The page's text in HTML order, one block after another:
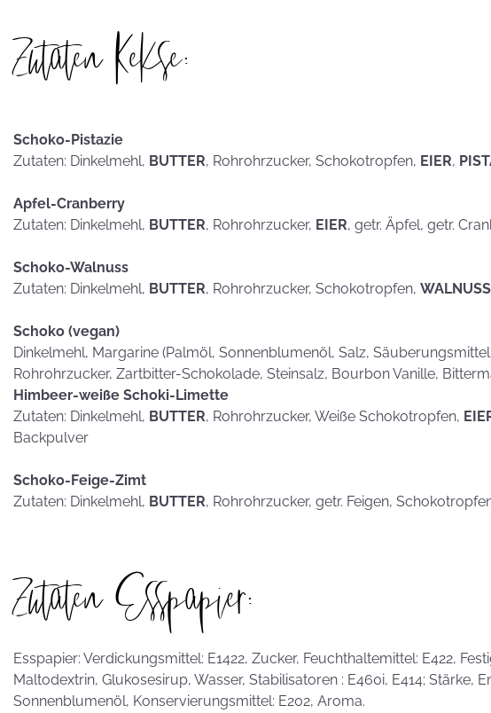
hammerhart
Postkarten?
Zutaten Kekse:
Schoko-Pistazie
Zutaten: Dinkelmehl, BUTTER, Rohrohrzucker, Schokotropfen, EIER,
Apfel-Cranberry
Zutaten: Dinkelmehl, BUTTER, Rohrohrzucker, EIER, getr. Äpfel, getr.
Schoko-Walnuss
Zutaten: Dinkelmehl, BUTTER, Rohrohrzucker, Schokotropfen, WALNUSS
Schoko (vegan)
Dinkelmehl, Margarine (Palmöl, Sonnenblumenöl, Salz,
Rohrohrzucker, Zartbitter-Schokolade, Steinsalz, Bourbon Vanille,
Himbeer-weiße Schoki-Limette
Zutaten: Dinkelmehl, BUTTER, Rohrohrzucker, Weiße Schokotropfen,
Backpulver
Schoko-Feige-Zimt
Zutaten: Dinkelmehl, BUTTER, Rohrohrzucker, getr. Feigen,
Zutaten Esspapier:
Esspapier: Verdickungsmittel: E1422, Zucker, Feuchthaltemittel: E422,
Maltodextrin, Glukosesirup, Wasser, Stabilisatoren : E460i, E414; Stärke,
Sonnenblumenöl, Konservierungsmittel: E202, Aroma.